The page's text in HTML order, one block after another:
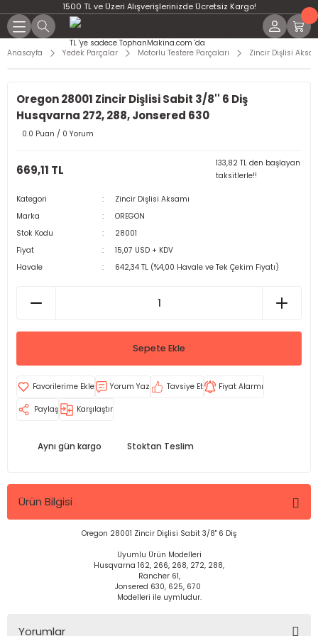
1500 TL ve Üzeri Alışverişlerinizde Ücretsiz Kargo!
Anasayfa Yedek Parçalar Motorlu Testere Parçaları Zincir Dişlisi
Oregon 28001 Zincir Dişlisi Sabit 3/8'' 6 Diş
Husqvarna 272, 288, Jonsered 630
0.0 Puan / 0 Yorum
669,11 TL
133,82 TL den başlayan
taksitlerle!!
Kategori
Zincir Dişlisi Aksamı
Marka
OREGON
Stok Kodu
28001
Fiyat
15,07 USD + KDV
Havale
642,34 TL (%4,00 Havale ve Tek Çekim Fiyatı)
Sepete Ekle
Yorum Yaz Tavsiye Et Fiyat Alarmı
Paylaş Karşılaştır
Aynı gün kargo Stoktan Teslim
Ürün Bilgisi
Oregon 28001 Zincir Dişlisi Sabit 3/8" 6 Diş
Uyumlu Ürün Modelleri
Husqvarna 162, 266, 268, 272, 288,
Rancher 61,
Jonsered 630, 625, 670
Modelleri ile uymludur.
Yorumlar